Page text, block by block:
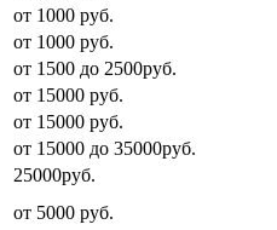
от 1000 руб.
от 1000 руб.
от 1500 до 2500руб.
от 15000 руб.
от 15000 руб.
от 15000 до 35000руб.
25000руб.
от 5000 руб.